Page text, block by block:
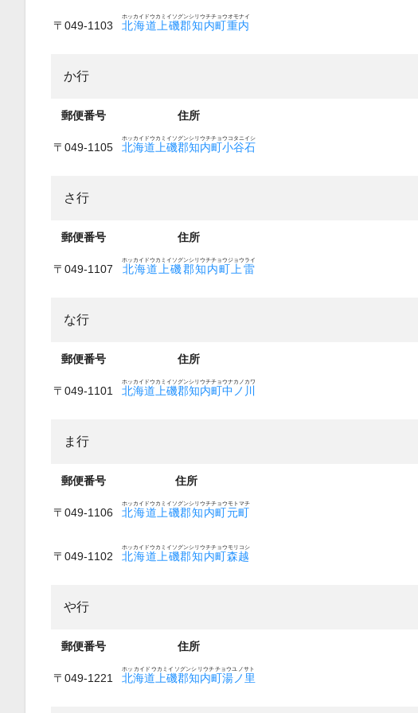
〒049-1103 北海道上磯郡知内町重内
ホッカイドウカミイソグンシリウチチョウオモナイ
か行
郵便番号 住所
〒049-1105 北海道上磯郡知内町小谷石
ホッカイドウカミイソグンシリウチチョウコタニイシ
さ行
郵便番号 住所
〒049-1107 北海道上磯郡知内町上雷
ホッカイドウカミイソグンシリウチチョウジョウライ
な行
郵便番号 住所
〒049-1101 北海道上磯郡知内町中ノ川
ホッカイドウカミイソグンシリウチチョウナカノカワ
ま行
郵便番号 住所
〒049-1106 北海道上磯郡知内町元町
ホッカイドウカミイソグンシリウチチョウモトマチ
〒049-1102 北海道上磯郡知内町森越
ホッカイドウカミイソグンシリウチチョウモリコシ
や行
郵便番号 住所
〒049-1221 北海道上磯郡知内町湯ノ里
ホッカイドウカミイソグンシリウチチョウユノサト